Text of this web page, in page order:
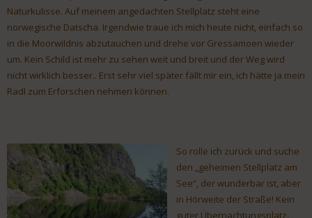
Naturkulisse. Auf meinem angedachten Stellplatz steht eine
norwegische Datscha. Irgendwie traue ich mich heute nicht, einfach so
in die Moorwildnis abzutauchen und drehe vor Gressamoen wieder
um. Kein Schild ist mehr zu sehen weit und breit und der Weg wird
nicht wirklich besser.. Erst sehr viel später fällt mir ein, ich hätte ja mein
Radl zum Erforschen nehmen können.
So rolle ich zurück und suche
den „geheimen Stellplatz am
See“, der wunderbar ist, aber
in Hörweite der Straße! Kein
guter Übernachtungsplatz.